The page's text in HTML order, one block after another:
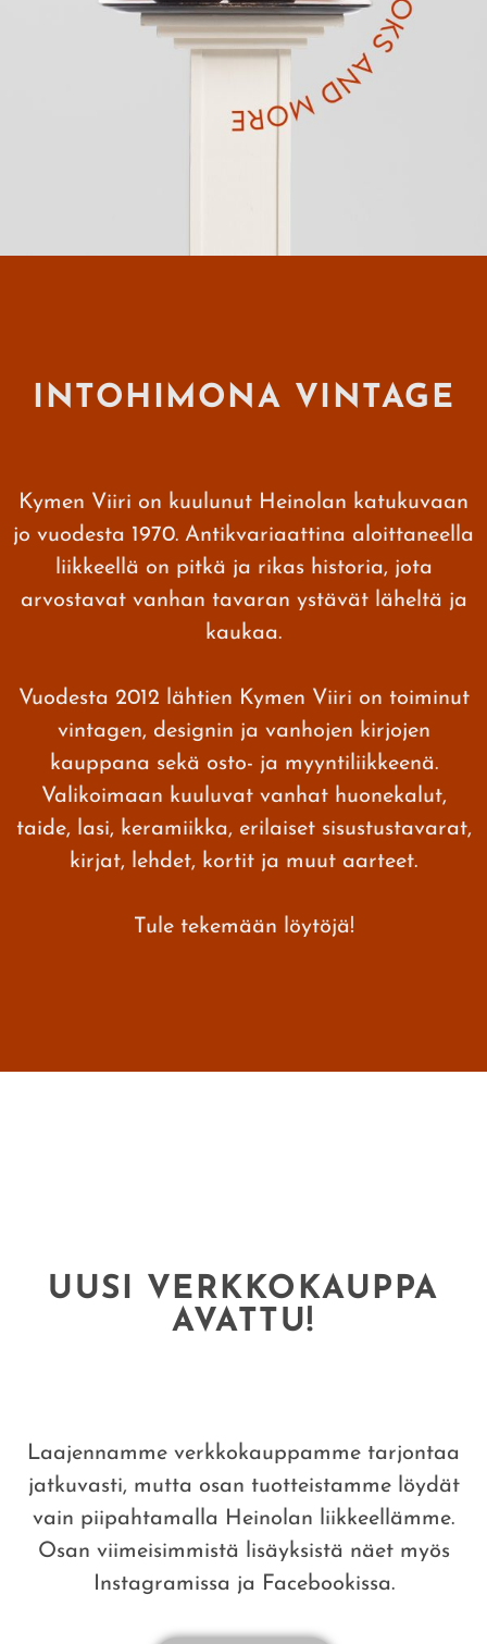
INTOHIMONA VINTAGE
Kymen Viiri on kuulunut Heinolan katukuvaan
jo vuodesta 1970. Antikvariaattina aloittaneella
liikkeellä on pitkä ja rikas historia, jota
arvostavat vanhan tavaran ystävät läheltä ja
kaukaa.
Vuodesta 2012 lähtien Kymen Viiri on toiminut
vintagen, designin ja vanhojen kirjojen
kauppana sekä osto- ja myyntiliikkeenä.
Valikoimaan kuuluvat vanhat huonekalut,
taide, lasi, keramiikka, erilaiset sisustustavarat,
kirjat, lehdet, kortit ja muut aarteet.
Tule tekemään löytöjä!
UUSI VERKKOKAUPPA
AVATTU!
Laajennamme verkkokauppamme tarjontaa
jatkuvasti, mutta osan tuotteistamme löydät
vain piipahtamalla Heinolan liikkeellämme.
Osan viimeisimmistä lisäyksistä näet myös
Instagramissa ja Facebookissa.